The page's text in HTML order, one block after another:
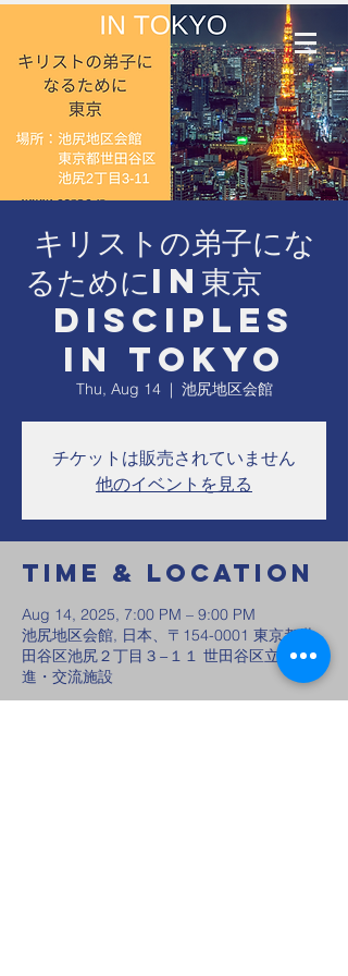
キリストの弟子にな
るためにin東京
Disciples
in Tokyo
Thu, Aug 14
  |
池尻地区会館
チケットは販売されていません
他のイベントを見る
Time & Location
Aug 14, 2025, 7:00 PM – 9:00 PM
池尻地区会館, 日本、〒154-0001 東京都世
田谷区池尻２丁目３−１１ 世田谷区立健康推
進・交流施設